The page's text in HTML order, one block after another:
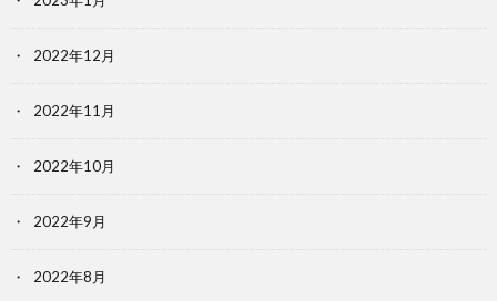
2022年12月
2022年11月
2022年10月
2022年9月
2022年8月